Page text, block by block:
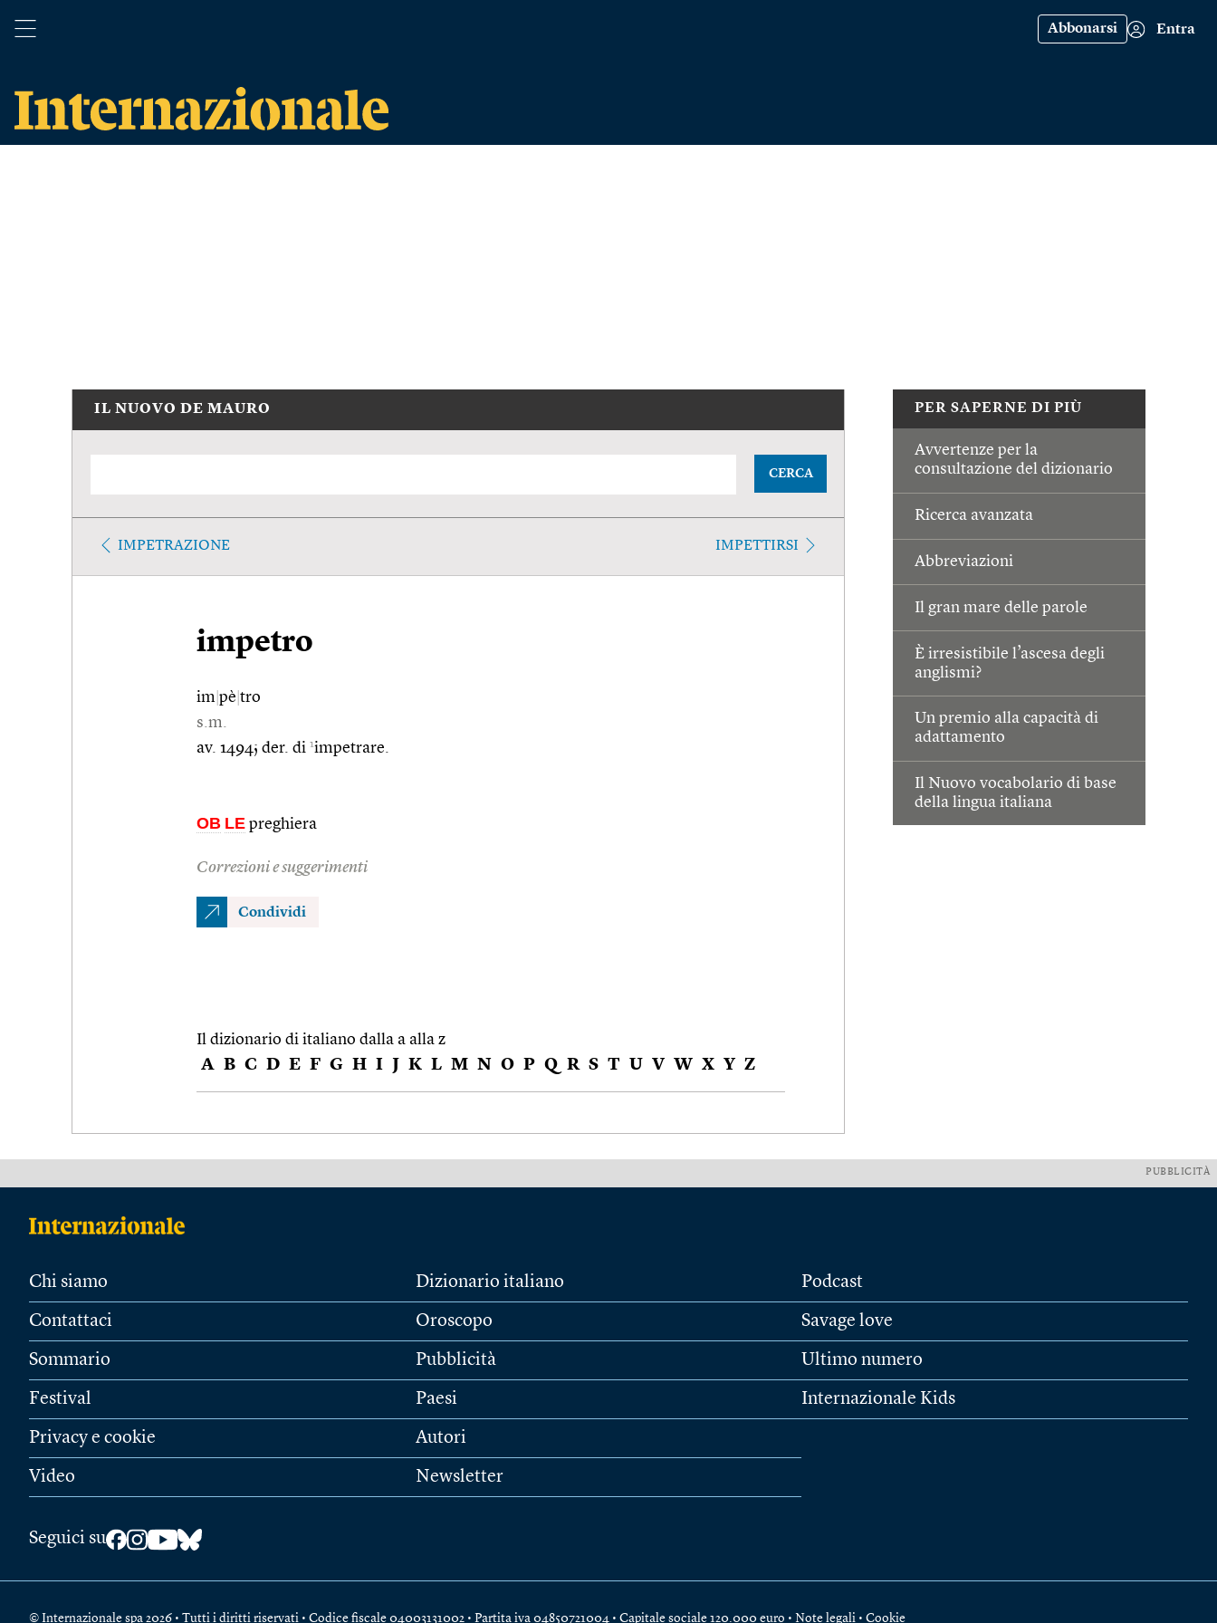
Abbonarsi Entra
PER SAPERNE DI PIÙ
Avvertenze per la
consultazione del dizionario
Ricerca avanzata
Abbreviazioni
Il gran mare delle parole
È irresistibile l’ascesa degli
anglismi?
Un premio alla capacità di
adattamento
Il Nuovo vocabolario di base
della lingua italiana
IL NUOVO DE MAURO
CERCA
IMPETRAZIONE IMPETTIRSI
impetro
im pè tro
s.m.
av. 1494; der. di 1impetrare.
OB LE preghiera
Correzioni e suggerimenti
Condividi
Il dizionario di italiano dalla a alla z
A B C D E F G H I J K L M N O P Q R S T U V W X Y Z
PUBBLICITÀ
Chi siamo
Contattaci
Sommario
Festival
Privacy e cookie
Video
Dizionario italiano
Oroscopo
Pubblicità
Paesi
Autori
Newsletter
Podcast
Savage love
Ultimo numero
Internazionale Kids
Seguici su
© Internazionale spa 2026 • Tutti i diritti riservati • Codice fiscale 04003131002 • Partita iva 04850721004 • Capitale sociale 120.000 euro • Note legali • Cookie